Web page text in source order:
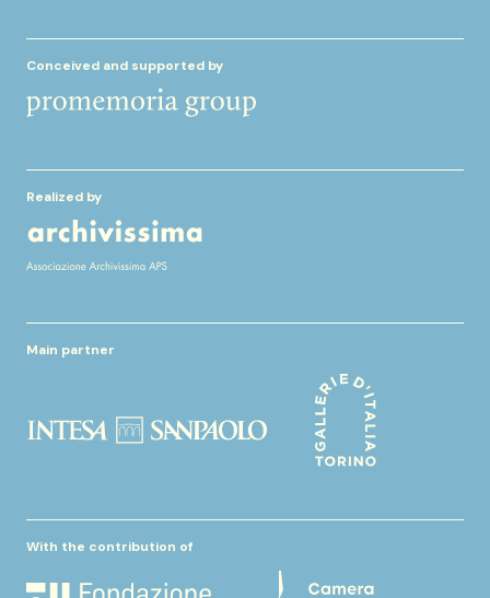
Conceived and supported by
Realized by
Main partner
With the contribution of